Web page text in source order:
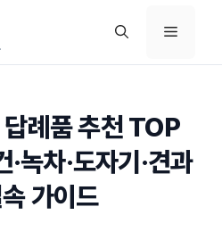
메
답례품 추천 TOP
녹차·도자기·견과
가이드